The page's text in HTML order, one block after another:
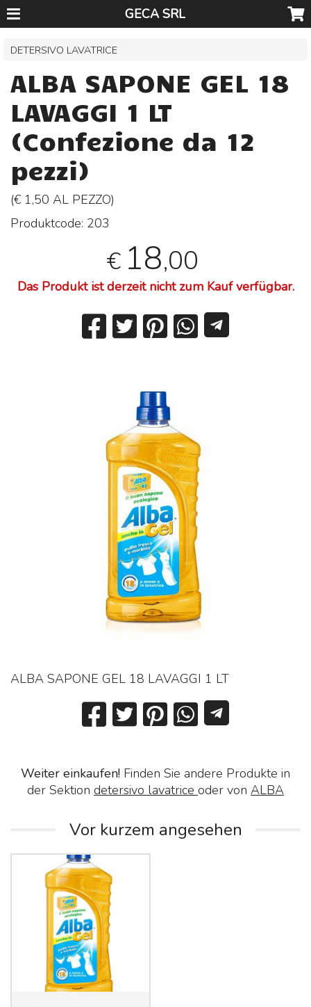
GECA SRL
DETERSIVO LAVATRICE
ALBA SAPONE GEL 18
LAVAGGI 1 LT
(Confezione da 12
pezzi)
(€ 1,50 AL PEZZO)
Produktcode: 203
€ 18,00
Das Produkt ist derzeit nicht zum Kauf verfügbar.
ALBA SAPONE GEL 18 LAVAGGI 1 LT
Weiter einkaufen! Finden Sie andere Produkte in
der Sektion detersivo lavatrice oder von ALBA
Vor kurzem angesehen